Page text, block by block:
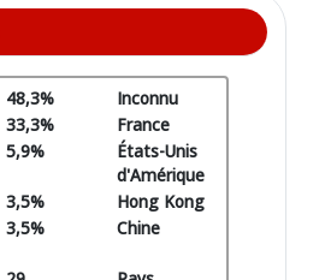
48,3%
Inconnu
33,3%
France
5,9%
États-Unis
d'Amérique
3,5%
Hong Kong
3,5%
Chine